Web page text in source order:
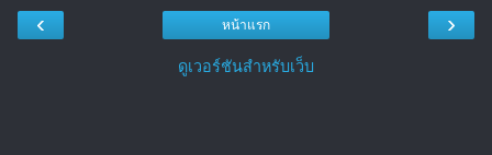
‹ ›
หน้าแรก
ดูเวอร์ชันสำหรับเว็บ